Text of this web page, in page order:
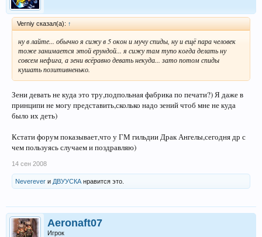
Verniy сказал(а): ↑
ну в лайте... обычно я сижу в 5 окон и мучу спиды, ну и ещё пара человек
тоже занимается этой ерундой... я сижу там тупо когда делать ну
совсем нефига, а зени всёравно девать некуда... зато потом спиды
кушать позитивненько.
Зени девать не куда это тру,подпольная фабрика по печати?) Я даже в
принципи не могу представить,сколько надо зений чтоб мне не куда
было их деть)
Кстати форум показывает,что у ГМ гильдии Драк Ангелы,сегодня др с
чем пользуясь случаем и поздравляю)
14 сен 2008
Neverever и ДВУУСКА нравится это.
Aeronaft07
Игрок